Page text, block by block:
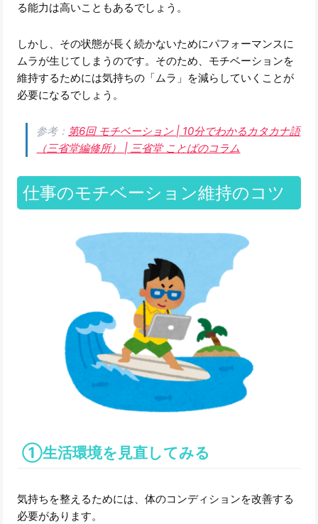
る能力は高いこともあるでしょう。
しかし、その状態が長く続かないためにパフォーマンスに
ムラが生じてしまうのです。そのため、モチベーションを
維持するためには気持ちの「ムラ」を減らしていくことが
必要になるでしょう。
参考： 第6回 モチベーション | 10分でわかるカタカナ語
（三省堂編修所） | 三省堂 ことばのコラム
仕事のモチベーション維持のコツ
①生活環境を見直してみる
気持ちを整えるためには、体のコンディションを改善する
必要があります。